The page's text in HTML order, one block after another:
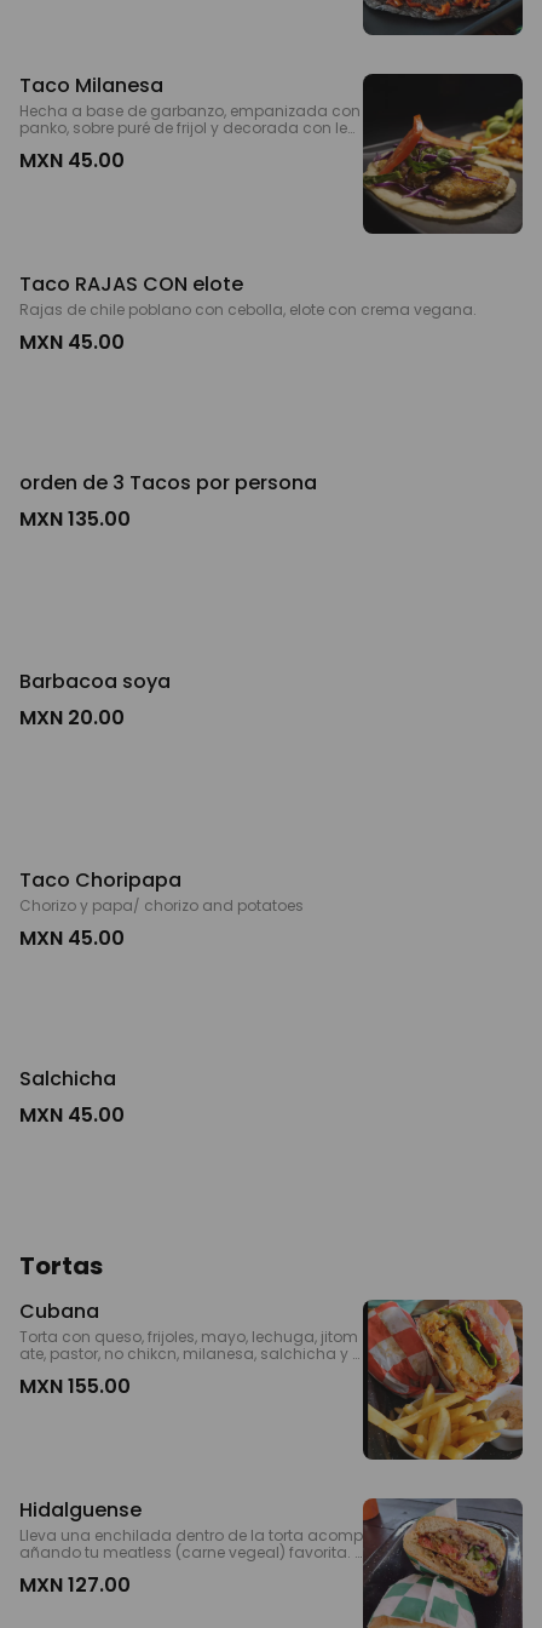
Taco Milanesa
Hecha a base de garbanzo, empanizada con
panko, sobre puré de frijol y decorada con lec
MXN 45.00
Taco RAJAS CON elote
Rajas de chile poblano con cebolla, elote con crema vegana.
MXN 45.00
orden de 3 Tacos por persona
MXN 135.00
Barbacoa soya
MXN 20.00
Taco Choripapa
Chorizo y papa/ chorizo and potatoes
MXN 45.00
Salchicha
MXN 45.00
Tortas
Cubana
Torta con queso, frijoles, mayo, lechuga, jitom
ate, pastor, no chikcn, milanesa, salchicha y k
e, cream, lettuce, tomato, and all our meatless
MXN 155.00
Hidalguense
Lleva una enchilada dentro de la torta acomp
añando tu meatless (carne vegeal) favorita. *
reen sauce, cheese, lettuce, cilantro, onion, cre
MXN 127.00